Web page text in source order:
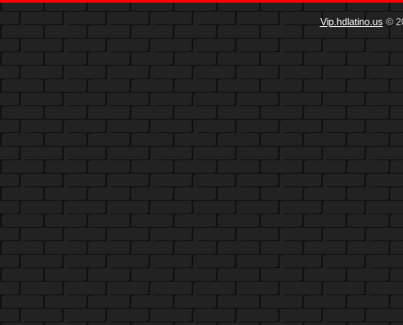
Vip.hdlatino.us ©